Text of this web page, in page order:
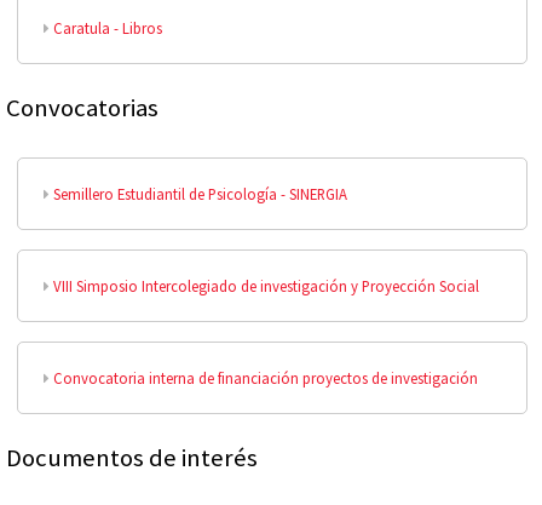
Caratula - Libros
Convocatorias
Semillero Estudiantil de Psicología - SINERGIA
VIII Simposio Intercolegiado de investigación y Proyección Social
Convocatoria interna de financiación proyectos de investigación
Documentos de interés